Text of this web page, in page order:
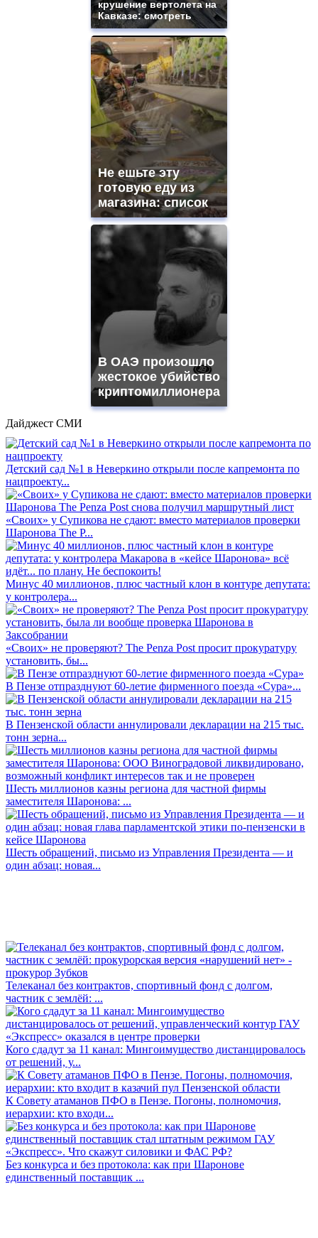
крушение вертолета на
Кавказе: смотреть
Не ешьте эту
готовую еду из
магазина: список
В ОАЭ произошло
жестокое убийство
криптомиллионера
Дайджест СМИ
Детский сад №1 в Неверкино открыли после капремонта по
нацпроекту...
«Своих» у Супикова не сдают: вместо материалов проверки
Шаронова The P...
Минус 40 миллионов, плюс частный клон в контуре депутата:
у контролера...
«Своих» не проверяют? The Penza Post просит прокуратуру
установить, бы...
В Пензе отпразднуют 60-летие фирменного поезда «Сура»...
В Пензенской области аннулировали декларации на 215 тыс.
тонн зерна...
Шесть миллионов казны региона для частной фирмы
заместителя Шаронова: ...
Шесть обращений, письмо из Управления Президента — и
один абзац: новая...
Телеканал без контрактов, спортивный фонд с долгом,
частник с землёй: ...
Кого сдадут за 11 канал: Мингоимущество дистанцировалось
от решений, у...
К Совету атаманов ПФО в Пензе. Погоны, полномочия,
иерархии: кто входи...
Без конкурса и без протокола: как при Шаронове
единственный поставщик ...